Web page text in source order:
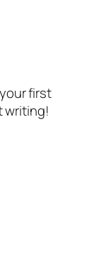
first
writing!